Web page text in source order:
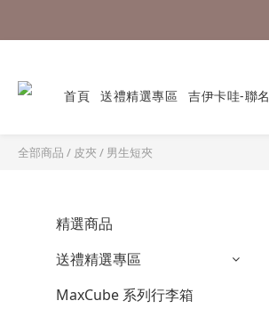
首頁 送禮精選專區 吉伊卡哇-聯名
全部商品 / 皮夾 / 男生短夾
精選商品
送禮精選專區
MaxCube 系列行李箱